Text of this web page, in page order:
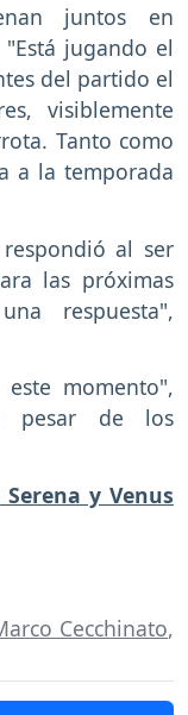
juntos en
jugando el
del partido el
visiblemente
Tanto como
a la temporada
al ser
las próximas
respuesta",
momento",
pesar de los
y Venus
Cecchinato,